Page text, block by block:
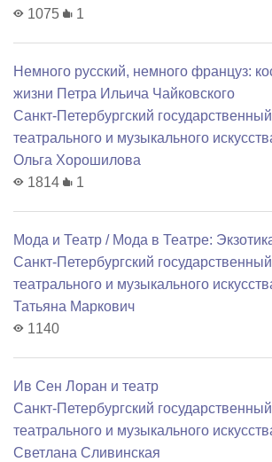
1075 1
Немного русский, немного француз:
жизни Петра Ильича Чайковского
Санкт-Петербургский
театрального и музыкального
Ольга Хорошилова
1814
1
Мода и Театр / Мода в Театре:
Санкт-Петербургский
театрального и музыкального
Татьяна Маркович
1140
Ив Сен Лоран и театр
Санкт-Петербургский
театрального и музыкального
Светлана Сливинская